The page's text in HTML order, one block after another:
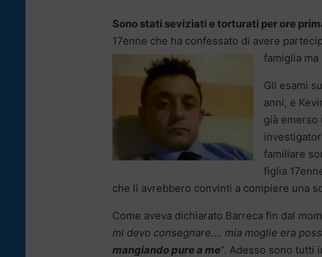
Sono stati seviziati e torturati per ore
17enne che ha confessato di avere
famiglia ma
Gli esami
anni, e
già emerso
familiare
figlia
che li avrebbero convinti a compiere una
Come aveva dichiarato Barreca fin dal
mi devo consegnare…. mia moglie era
mangiando pure a me“. Adesso sono tutti